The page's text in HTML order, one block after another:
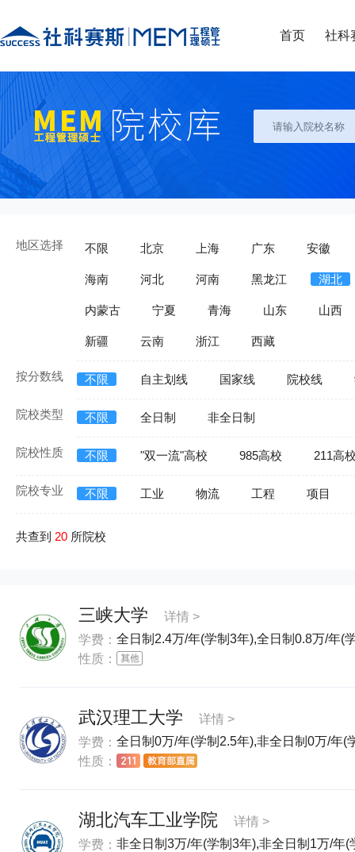
首页 社科
地区选择 不限 北京 上海 广东 安徽
海南 河北 河南 黑龙江 湖北
内蒙古 宁夏 青海 山东 山西
新疆 云南 浙江 西藏
按分数线 不限 自主划线 国家线 院校线
院校类型 不限 全日制 非全日制
院校性质 不限 "双一流"高校 985高校 211高
院校专业 不限 工业 物流 工程 项目
共查到 20 所院校
三峡大学
详情 >
学费： 全日制2.4万/年(学制3年),全日制0.8万/年(
性质：
武汉理工大学
详情 >
学费： 全日制0万/年(学制2.5年),非全日制0万/年(
性质：
湖北汽车工业学院
详情 >
学费： 非全日制3万/年(学制3年),非全日制1万/年